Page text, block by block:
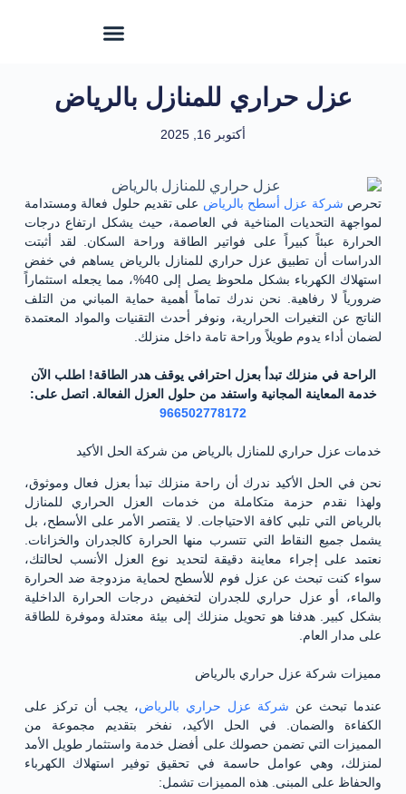
عزل حراري للمنازل بالرياض
أكتوبر 16, 2025
تحرص شركة عزل أسطح بالرياض على تقديم حلول فعالة ومستدامة
لمواجهة التحديات المناخية في العاصمة، حيث يشكل ارتفاع درجات
الحرارة عبئاً كبيراً على فواتير الطاقة وراحة السكان. لقد أثبتت
الدراسات أن تطبيق عزل حراري للمنازل بالرياض يساهم في خفض
استهلاك الكهرباء بشكل ملحوظ يصل إلى 40%، مما يجعله استثماراً
ضرورياً لا رفاهية. نحن ندرك تماماً أهمية حماية المباني من التلف
الناتج عن التغيرات الحرارية، ونوفر أحدث التقنيات والمواد المعتمدة
لضمان أداء يدوم طويلاً وراحة تامة داخل منزلك.
الراحة في منزلك تبدأ بعزل احترافي يوقف هدر الطاقة! اطلب الآن
خدمة المعاينة المجانية واستفد من حلول العزل الفعالة. اتصل على:
966502778172
خدمات عزل حراري للمنازل بالرياض من شركة الحل الأكيد
نحن في الحل الأكيد ندرك أن راحة منزلك تبدأ بعزل فعال وموثوق،
ولهذا نقدم حزمة متكاملة من خدمات العزل الحراري للمنازل
بالرياض التي تلبي كافة الاحتياجات. لا يقتصر الأمر على الأسطح، بل
يشمل جميع النقاط التي تتسرب منها الحرارة كالجدران والخزانات.
نعتمد على إجراء معاينة دقيقة لتحديد نوع العزل الأنسب لحالتك،
سواء كنت تبحث عن عزل فوم للأسطح لحماية مزدوجة ضد الحرارة
والماء، أو عزل حراري للجدران لتخفيض درجات الحرارة الداخلية
بشكل كبير. هدفنا هو تحويل منزلك إلى بيئة معتدلة وموفرة للطاقة
على مدار العام.
مميزات شركة عزل حراري بالرياض
عندما تبحث عن شركة عزل حراري بالرياض، يجب أن تركز على
الكفاءة والضمان. في الحل الأكيد، نفخر بتقديم مجموعة من
المميزات التي تضمن حصولك على أفضل خدمة واستثمار طويل الأمد
لمنزلك، وهي عوامل حاسمة في تحقيق توفير استهلاك الكهرباء
والحفاظ على المبنى. هذه المميزات تشمل: